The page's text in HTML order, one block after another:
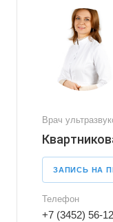
Врач
ЗАПИСЬ НА
Телефон
+7 (3452) 56-